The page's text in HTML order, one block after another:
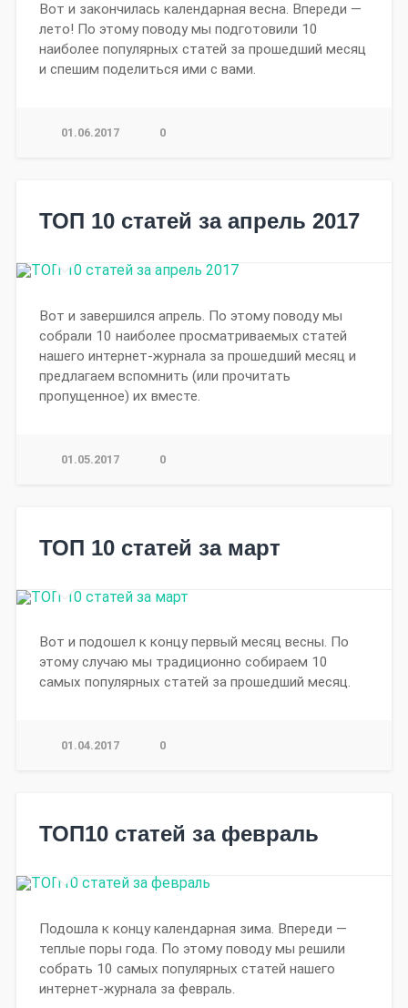
Вот и закончилась календарная весна. Впереди —
лето! По этому поводу мы подготовили 10
наиболее популярных статей за прошедший месяц
и спешим поделиться ими с вами.
01.06.2017 0
ТОП 10 статей за апрель 2017
Вот и завершился апрель. По этому поводу мы
собрали 10 наиболее просматриваемых статей
нашего интернет-журнала за прошедший месяц и
предлагаем вспомнить (или прочитать
пропущенное) их вместе.
01.05.2017 0
ТОП 10 статей за март
Вот и подошел к концу первый месяц весны. По
этому случаю мы традиционно собираем 10
самых популярных статей за прошедший месяц.
01.04.2017 0
ТОП10 статей за февраль
Подошла к концу календарная зима. Впереди —
теплые поры года. По этому поводу мы решили
собрать 10 самых популярных статей нашего
интернет-журнала за февраль.